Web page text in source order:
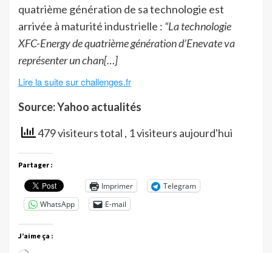
quatrième génération de sa technologie est
arrivée à maturité industrielle : “La technologie
XFC-Energy de quatrième génération d’Enevate va
représenter un chan[…]
Lire la suite sur challenges.fr
Source: Yahoo actualités
479 visiteurs total , 1 visiteurs aujourd'hui
Partager :
Imprimer
Telegram
WhatsApp
E-mail
J’aime ça :